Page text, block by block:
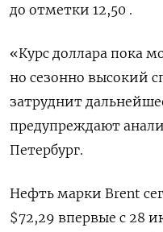
до отметки 12,50 .
«Курс доллара пока
но сезонно высокий
затруднит
предупреждают
Петербург.
Нефть марки Brent
$72,29 впервые с 28